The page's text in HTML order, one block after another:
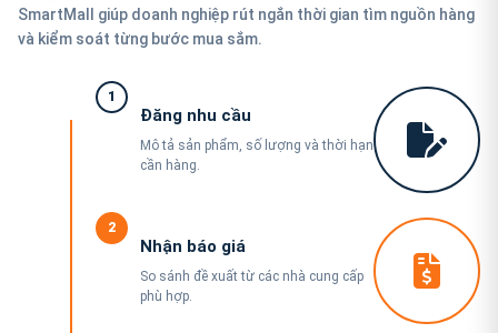
SmartMall giúp doanh nghiệp rút ngắn thời gian tìm nguồn hàng
và kiểm soát từng bước mua sắm.
1
Đăng nhu cầu
Mô tả sản phẩm, số lượng và thời hạn
cần hàng.
2
Nhận báo giá
So sánh đề xuất từ các nhà cung cấp
phù hợp.